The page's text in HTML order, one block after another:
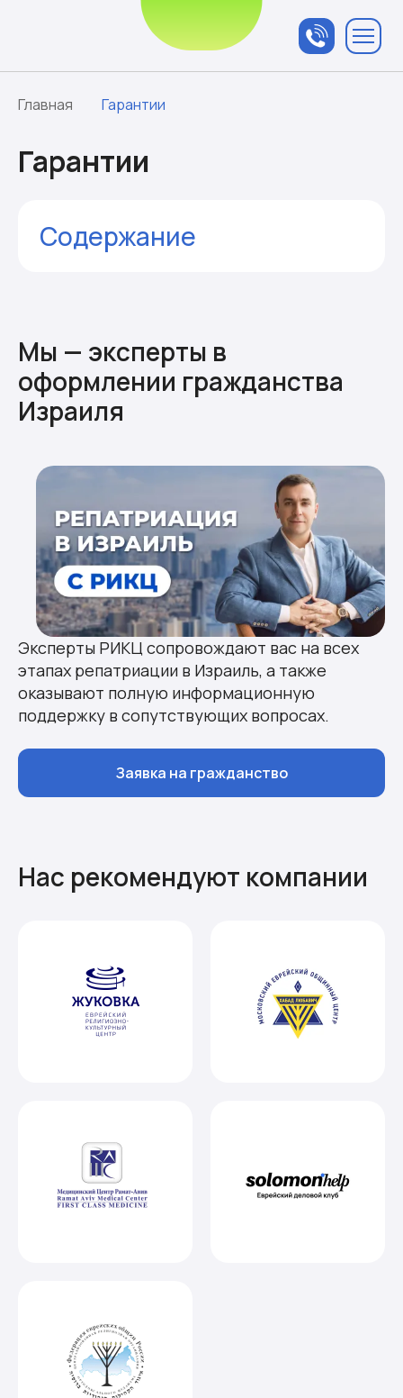
менеджером
Главная Гарантии
Гарантии
Содержание
Причины работать с нами
Отзывы клиентов
Благодарности
Мы — эксперты в
оформлении гражданства
Израиля
Эксперты РИКЦ сопровождают вас на всех
этапах репатриации в Израиль, а также
оказывают полную информационную
поддержку в сопутствующих вопросах.
Заявка на гражданство
Нас рекомендуют компании